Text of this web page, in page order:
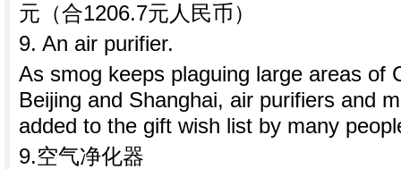
元（合1206.7元人民币）
9. An air purifier.
As smog keeps plaguing large areas of
Beijing and Shanghai, air purifiers and
added to the gift wish list by many
9.空气净化器